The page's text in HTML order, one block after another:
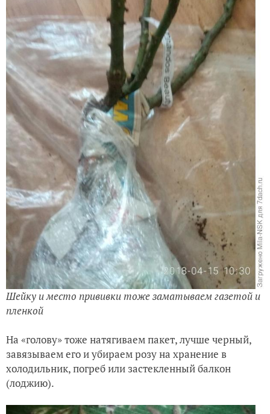
Шейку и место прививки тоже заматываем газетой и
пленкой
На «голову» тоже натягиваем пакет, лучше черный,
завязываем его и убираем розу на хранение в
холодильник, погреб или застекленный балкон
(лоджию).